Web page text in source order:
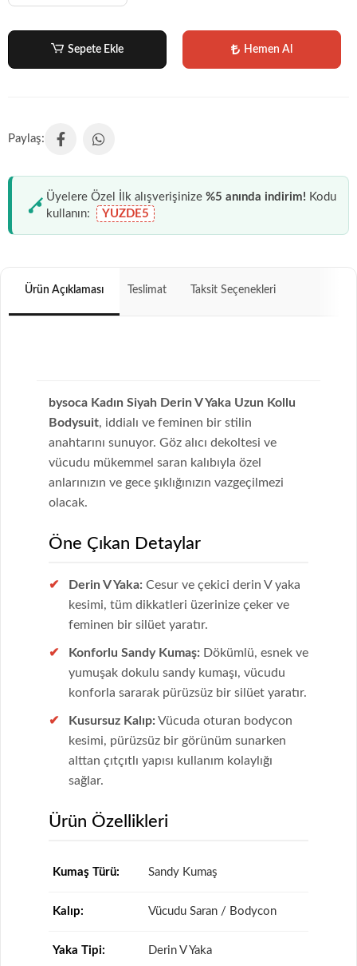
Sepete Ekle Hemen Al
Üyelere Özel İlk alışverişinize %5 anında indirim! Kodu
kullanın:
YUZDE5
Ürün Açıklaması Teslimat Taksit Seçenekleri
bysoca Kadın Siyah Derin V Yaka Uzun Kollu
Bodysuit, iddialı ve feminen bir stilin
anahtarını sunuyor. Göz alıcı dekoltesi ve
vücudu mükemmel saran kalıbıyla özel
anlarınızın ve gece şıklığınızın vazgeçilmezi
olacak.
Öne Çıkan Detaylar
Derin V Yaka: Cesur ve çekici derin V yaka
kesimi, tüm dikkatleri üzerinize çeker ve
feminen bir silüet yaratır.
Konforlu Sandy Kumaş: Dökümlü, esnek ve
yumuşak dokulu sandy kumaşı, vücudu
konforla sararak pürüzsüz bir silüet yaratır.
Kusursuz Kalıp: Vücuda oturan bodycon
kesimi, pürüzsüz bir görünüm sunarken
alttan çıtçıtlı yapısı kullanım kolaylığı
sağlar.
Ürün Özellikleri
Kumaş Türü: Sandy Kumaş
Kalıp: Vücudu Saran / Bodycon
Yaka Tipi: Derin V Yaka